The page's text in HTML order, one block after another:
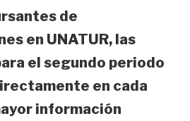
de
en UNATUR, las
el segundo periodo
en cada
información